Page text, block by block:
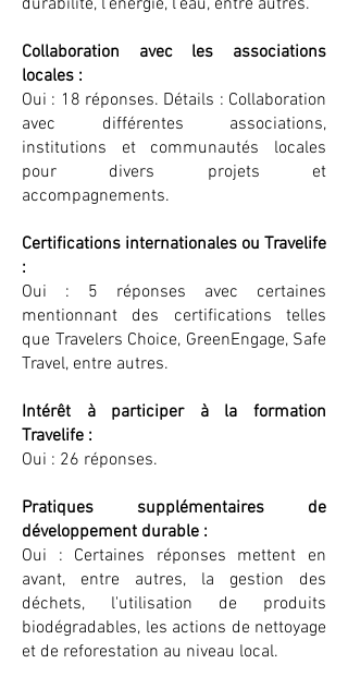
durabilité, l'énergie, l'eau, entre autres.
Collaboration avec les associations
locales :
Oui : 18 réponses. Détails : Collaboration
avec différentes associations,
institutions et communautés locales
pour divers projets et
accompagnements.
Certifications internationales ou Travelife
:
Oui : 5 réponses avec certaines
mentionnant des certifications telles
que Travelers Choice, GreenEngage, Safe
Travel, entre autres.
Intérêt à participer à la formation
Travelife :
Oui : 26 réponses.
Pratiques supplémentaires de
développement durable :
Oui : Certaines réponses mettent en
avant, entre autres, la gestion des
déchets, l'utilisation de produits
biodégradables, les actions de nettoyage
et de reforestation au niveau local.